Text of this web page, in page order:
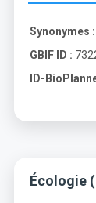
Synonymes :
GBIF ID :
ID-
Écologie